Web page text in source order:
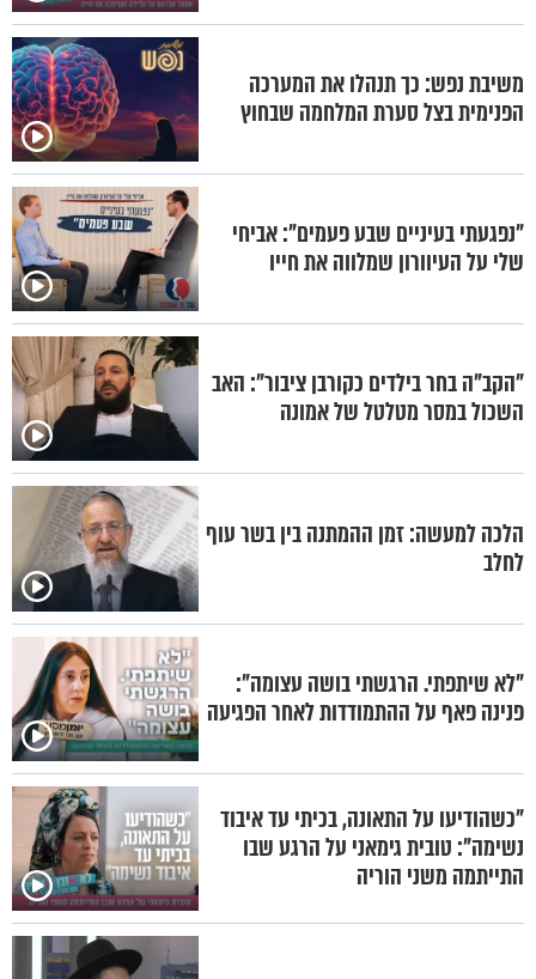
משיבת נפש: כך תנהלו את המערכה
הפנימית בצל סערת המלחמה שבחוץ
"נפגעתי בעיניים שבע פעמים": אביחי
שלי על העיוורון שמלווה את חייו
"הקב"ה בחר בילדים כקורבן ציבור": האב
השכול במסר מטלטל של אמונה
הלכה למעשה: זמן ההמתנה בין בשר עוף
לחלב
"לא שיתפתי. הרגשתי בושה עצומה":
פנינה פאף על ההתמודדות לאחר הפגיעה
"כשהודיעו על התאונה, בכיתי עד איבוד
נשימה": טובית גימאני על הרגע שבו
התייתמה משני הוריה